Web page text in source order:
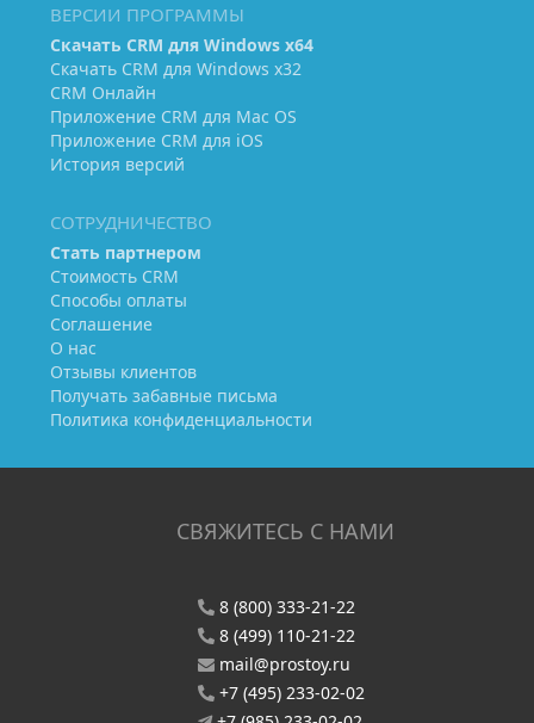
ВЕРСИИ ПРОГРАММЫ
Скачать CRM для Windows х64
Скачать CRM для Windows х32
CRM Онлайн
Приложение CRM для Mac OS
Приложение CRM для iOS
История версий
СОТРУДНИЧЕСТВО
Стать партнером
Стоимость CRM
Способы оплаты
Соглашение
О нас
Отзывы клиентов
Получать забавные письма
Политика конфиденциальности
СВЯЖИТЕСЬ С НАМИ
8 (800) 333-21-22
8 (499) 110-21-22
mail@prostoy.ru
+7 (495) 233-02-02